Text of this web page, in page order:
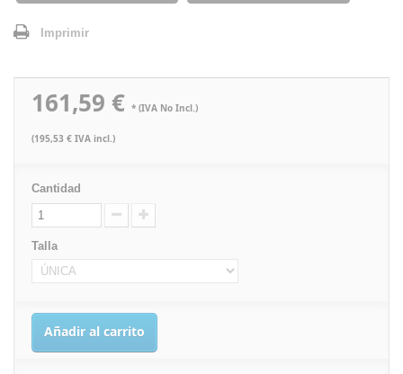
Imprimir
161,59 € * (IVA No Incl.)
(195,53 € IVA incl.)
Cantidad
Talla
Añadir al carrito